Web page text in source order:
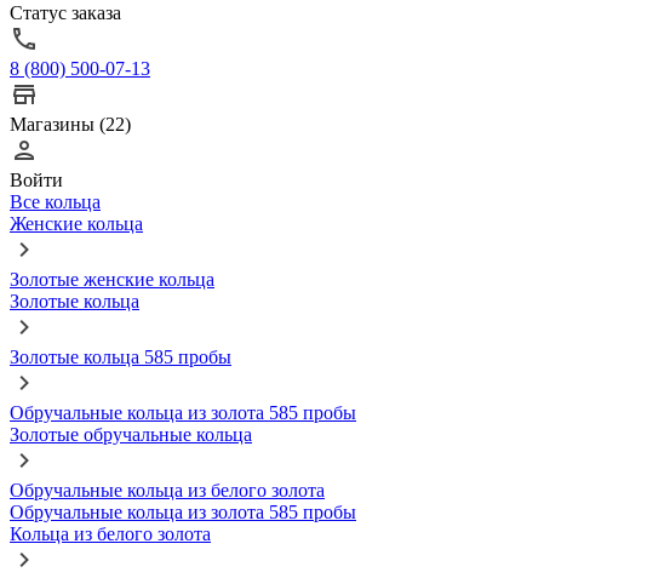
Статус заказа
8 (800) 500-07-13
Магазины (22)
Войти
Все кольца
Женские кольца
Золотые женские кольца
Золотые кольца
Золотые кольца 585 пробы
Обручальные кольца из золота 585 пробы
Золотые обручальные кольца
Обручальные кольца из белого золота
Обручальные кольца из золота 585 пробы
Кольца из белого золота